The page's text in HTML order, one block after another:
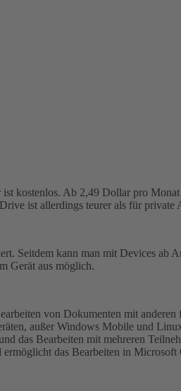
kostenlos. Ab 2,49 Dollar pro
ist allerdings teurer als für private
Seitdem kann man mit Devices
Gerät aus möglich.
von Dokumenten mit
außer Windows Mobile und
das Bearbeiten mit mehreren
das Bearbeiten in